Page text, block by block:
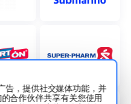
告，提供社交媒体功能，并
合作伙伴共享有关您使用